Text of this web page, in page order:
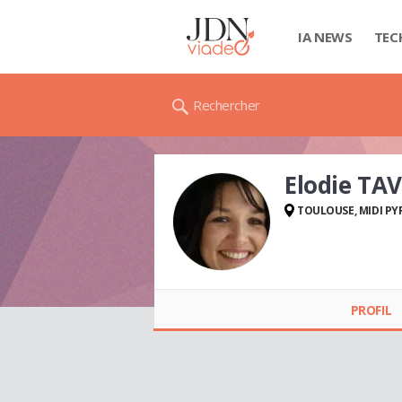
IA NEWS
Rechercher
Elodie
TOULOUSE, MIDI
PROFIL